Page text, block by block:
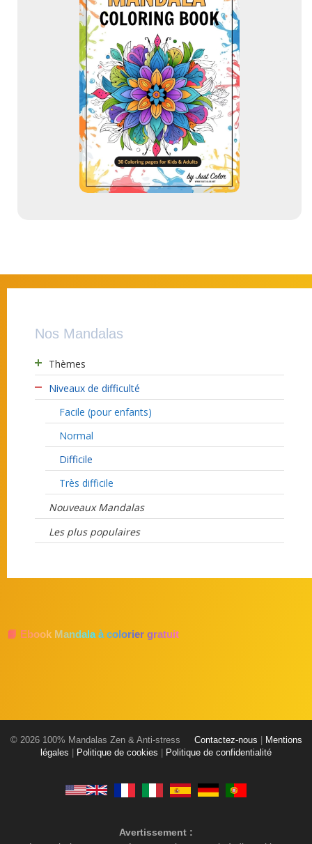
Nos Mandalas
Thèmes
Niveaux de difficulté
Facile (pour enfants)
Normal
Difficile
Très difficile
Nouveaux Mandalas
Les plus populaires
📘 Ebook Mandala à colorier gratuit
© 2026 100% Mandalas Zen & Anti-stress Contactez-nous
Mentions
légales
Politique de cookies Politique de confidentialité
Avertissement :